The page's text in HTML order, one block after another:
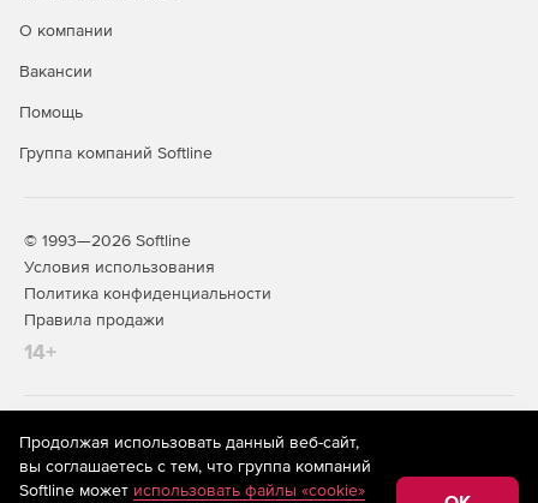
О компании
Вакансии
Помощь
Группа компаний Softline
© 1993—2026 Softline
Условия использования
Политика конфиденциальности
Правила продажи
14+
На информационном ресурсе store.softline.ru применяются
рекомендательные технологии
(информационные технологии
предоставления информации на основе сбора,
систематизации и анализа сведений, относящихся к
Продолжая использовать данный веб-сайт,
вы соглашаетесь с тем, что группа компаний
Softline может использовать файлы «cookie»